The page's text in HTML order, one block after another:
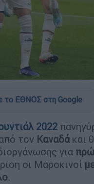
το ΕΘΝΟΣ στη Google
2022
τον Καναδάκαι
για
οι Μαροκινοί
.